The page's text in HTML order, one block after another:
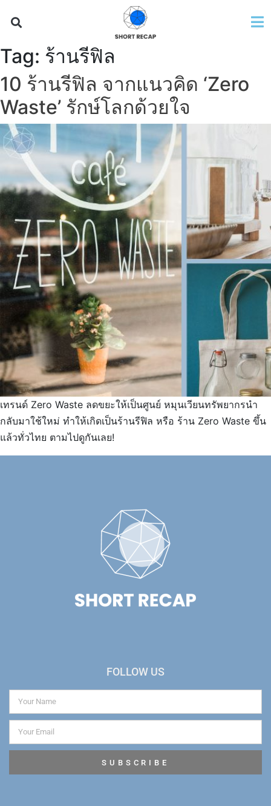
Tag: ร้านรีฟิล
10 ร้านรีฟิล จากแนวคิด ‘Zero
Waste’ รักษ์โลกด้วยใจ
เทรนด์ Zero Waste ลดขยะให้เป็นศูนย์ หมุนเวียนทรัพยากรนำ
กลับมาใช้ใหม่ ทำให้เกิดเป็นร้านรีฟิล หรือ ร้าน Zero Waste ขึ้น
แล้วทั่วไทย ตามไปดูกันเลย!
FOLLOW US
SUBSCRIBE